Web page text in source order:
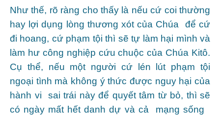
Như thế, rõ ràng cho thấy là nếu cứ coi thường
hay lợi dụng lòng thương xót của Chúa để cứ
đi hoang, cứ phạm tội thì sẽ tự làm hại mình và
làm hư công nghiệp cứu chuộc của Chúa Kitô.
Cụ thể, nếu một người cứ lén lút phạm tội
ngoại tình mà không ý thức được nguy hại của
hành vi sai trái này để quyết tâm từ bỏ, thì sẽ
có ngày mất hết danh dự và cả mạng sống